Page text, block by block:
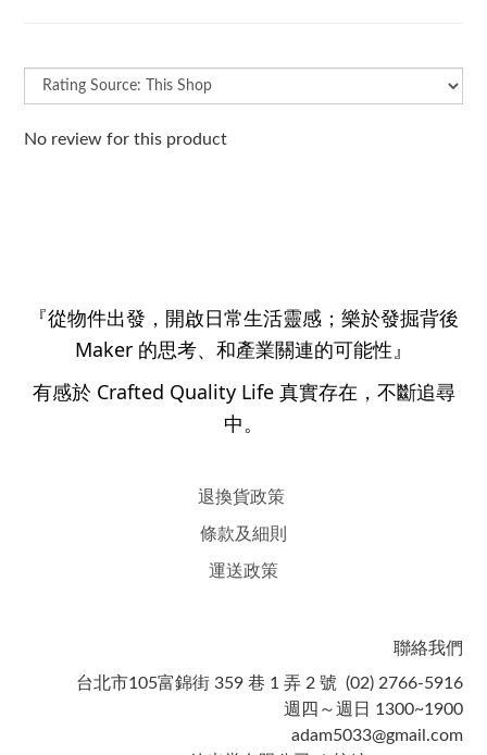
No review for this product
『從物件出發，開啟日常生活靈感；樂於發掘背後
Maker 的思考、和產業關連的可能性』
有感於 Crafted Quality Life 真實存在，不斷追尋
中。
退換貨政策
條款及細則
運送政策
聯絡我們
台北市105富錦街 359 巷 1 弄 2 號 (02) 2766-5916
週四～週日 1300~1900
adam5033@gmail.com